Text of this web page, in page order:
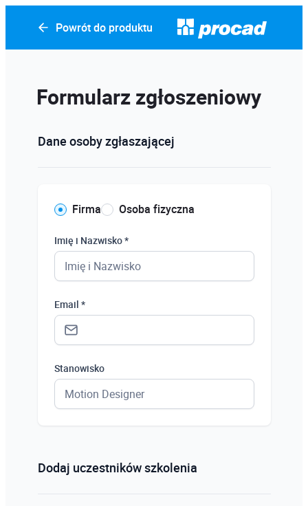
Powrót do produktu
Formularz zgłoszeniowy
Dane osoby zgłaszającej
Firma Osoba fizyczna
Imię i Nazwisko *
Email *
Stanowisko
Dodaj uczestników szkolenia